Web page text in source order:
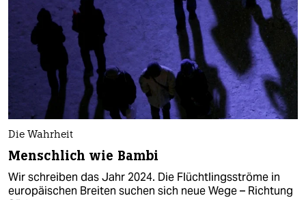
Die Wahrheit
Menschlich wie Bambi
Wir schreiben das Jahr 2024. Die Flüchtlingsströme in
europäischen Breiten suchen sich neue Wege – Richtung